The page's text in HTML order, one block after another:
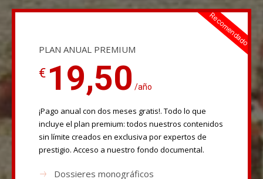
Recomendado
PLAN ANUAL PREMIUM
€ 19,50 /año
¡Pago anual con dos meses gratis!. Todo lo que
incluye el plan premium: todos nuestros contenidos
sin límite creados en exclusiva por expertos de
prestigio. Acceso a nuestro fondo documental.
Dossieres monográficos